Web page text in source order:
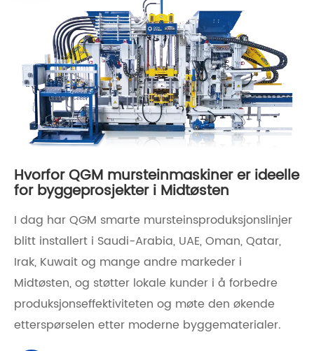
Hvorfor QGM mursteinmaskiner er ideelle
for byggeprosjekter i Midtøsten
I dag har QGM smarte mursteinsproduksjonslinjer
blitt installert i Saudi-Arabia, UAE, Oman, Qatar,
Irak, Kuwait og mange andre markeder i
Midtøsten, og støtter lokale kunder i å forbedre
produksjonseffektiviteten og møte den økende
etterspørselen etter moderne byggematerialer.